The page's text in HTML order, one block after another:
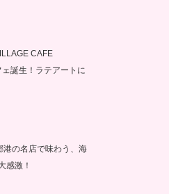
CAFE
誕生！ラテアートに
港の名店で味わう、海
感激！